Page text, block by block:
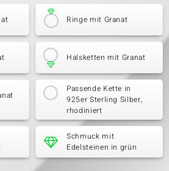
Ringe mit Granat
Halsketten mit Granat
Passende Kette in
925er Sterling Silber,
rhodiniert
Schmuck mit
Edelsteinen in grün